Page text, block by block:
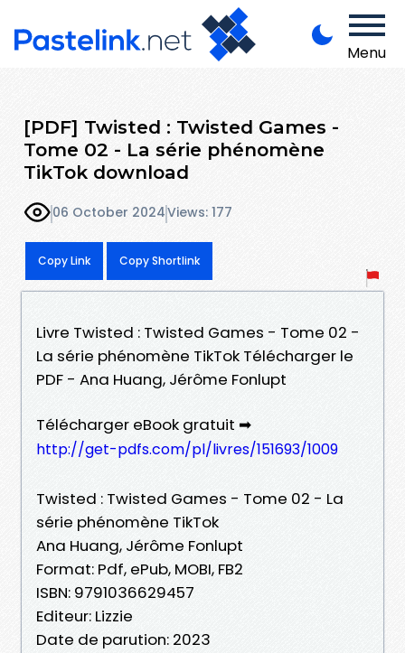
Menu
[PDF] Twisted : Twisted Games -
Tome 02 - La série phénomène
TikTok download
06 October 2024Views: 177
Copy Link Copy Shortlink
Livre Twisted : Twisted Games - Tome 02 -
La série phénomène TikTok Télécharger le
PDF - Ana Huang, Jérôme Fonlupt
Télécharger eBook gratuit ➡
http://get-pdfs.com/pl/livres/151693/1009
Twisted : Twisted Games - Tome 02 - La
série phénomène TikTok
Ana Huang, Jérôme Fonlupt
Format: Pdf, ePub, MOBI, FB2
ISBN: 9791036629457
Editeur: Lizzie
Date de parution: 2023